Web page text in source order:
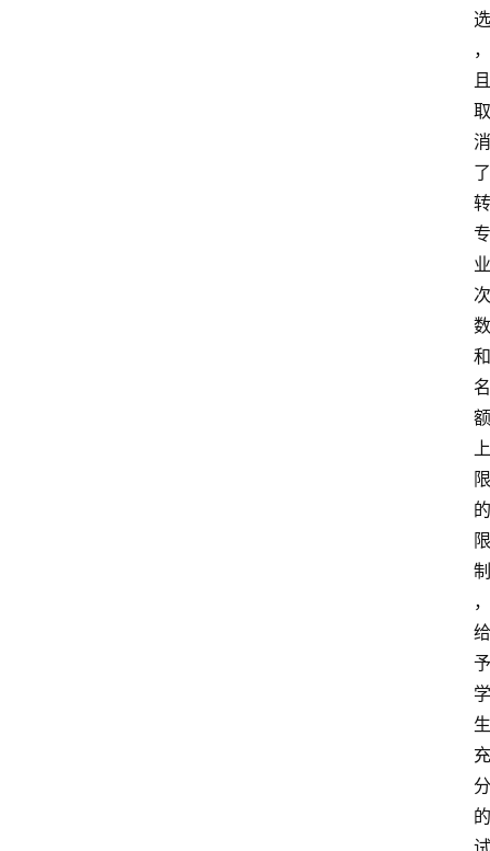
选
，
且
取
消
了
转
专
业
次
数
和
名
额
上
限
的
限
制
，
给
予
学
生
充
分
的
试